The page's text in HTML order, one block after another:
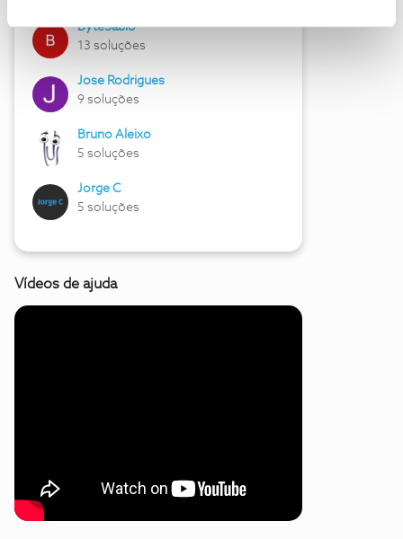
ByteSábio
13 soluções
Jose Rodrigues
9 soluções
Bruno Aleixo
5 soluções
Jorge C
5 soluções
Vídeos de ajuda